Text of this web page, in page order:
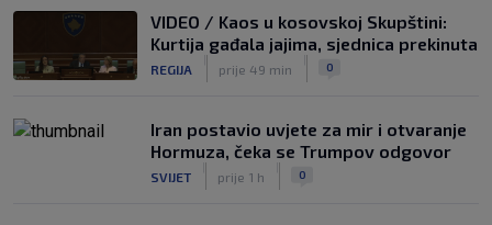
VIDEO / Kaos u kosovskoj Skupštini:
Kurtija gađala jajima, sjednica prekinuta
REGIJA prije 49 min 0
Iran postavio uvjete za mir i otvaranje
Hormuza, čeka se Trumpov odgovor
SVIJET prije 1 h 0